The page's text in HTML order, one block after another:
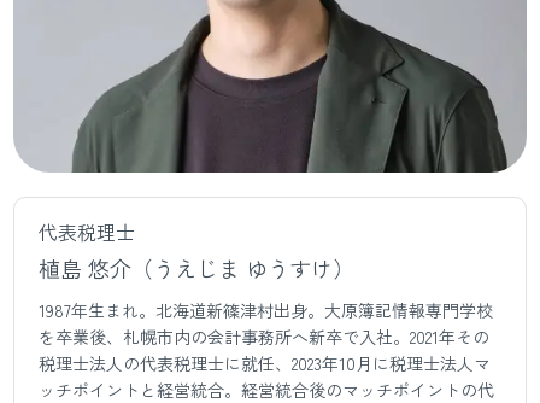
代表税理士
植島 悠介（うえじま ゆうすけ）
1987年生まれ。北海道新篠津村出身。大原簿記情報専門学校
を卒業後、札幌市内の会計事務所へ新卒で入社。2021年その
税理士法人の代表税理士に就任、2023年10月に税理士法人マ
ッチポイントと経営統合。経営統合後のマッチポイントの代